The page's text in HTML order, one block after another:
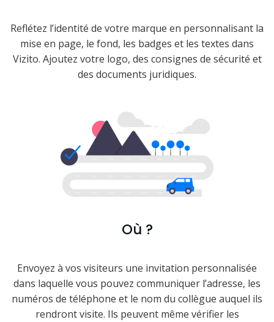
Reflétez l’identité de votre marque en personnalisant la
mise en page, le fond, les badges et les textes dans
Vizito. Ajoutez votre logo, des consignes de sécurité et
des documents juridiques.
Où ?
Envoyez à vos visiteurs une invitation personnalisée
dans laquelle vous pouvez communiquer l’adresse, les
numéros de téléphone et le nom du collègue auquel ils
rendront visite. Ils peuvent même vérifier les